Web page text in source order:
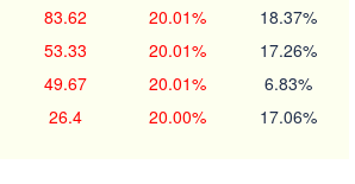
83.62 20.01% 18.37%
53.33 20.01% 17.26%
49.67 20.01% 6.83%
26.4 20.00% 17.06%